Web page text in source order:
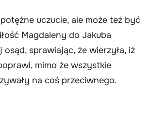
potężne uczucie, ale może też być
Magdaleny do Jakuba
osąd, sprawiając, że wierzyła, iż
mimo że wszystkie
na coś przeciwnego.